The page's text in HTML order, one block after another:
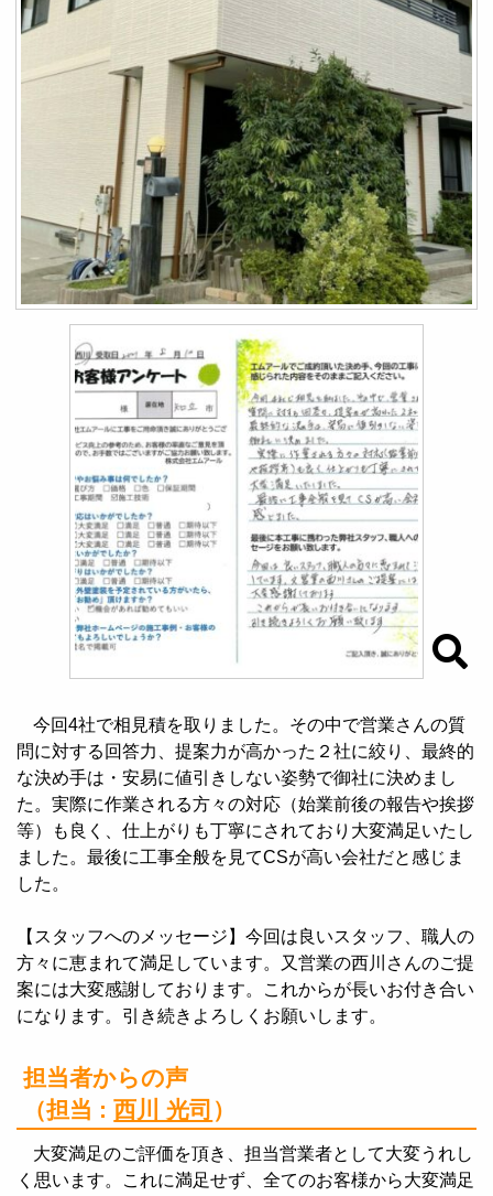
今回4社で相見積を取りました。その中で営業さんの質
問に対する回答力、提案力が高かった２社に絞り、最終的
な決め手は・安易に値引きしない姿勢で御社に決めまし
た。実際に作業される方々の対応（始業前後の報告や挨拶
等）も良く、仕上がりも丁寧にされており大変満足いたし
ました。最後に工事全般を見てCSが高い会社だと感じま
した。
【スタッフへのメッセージ】今回は良いスタッフ、職人の
方々に恵まれて満足しています。又営業の西川さんのご提
案には大変感謝しております。これからが長いお付き合い
になります。引き続きよろしくお願いします。
担当者からの声
（担当 :西川 光司 ）
大変満足のご評価を頂き、担当営業者として大変うれし
く思います。これに満足せず、全てのお客様から大変満足